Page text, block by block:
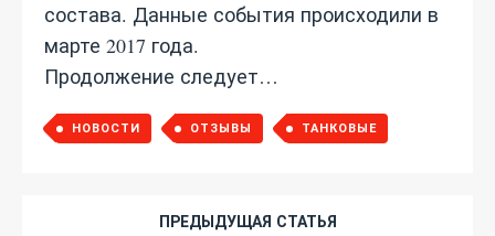
состава. Данные события происходили в
марте 2017 года.
Продолжение следует…
НОВОСТИ ОТЗЫВЫ ТАНКОВЫЕ
ПРЕДЫДУЩАЯ СТАТЬЯ